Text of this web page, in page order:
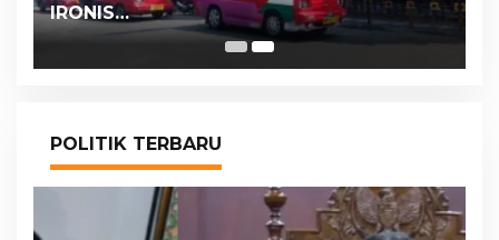
IRONIS…
POLITIK TERBARU